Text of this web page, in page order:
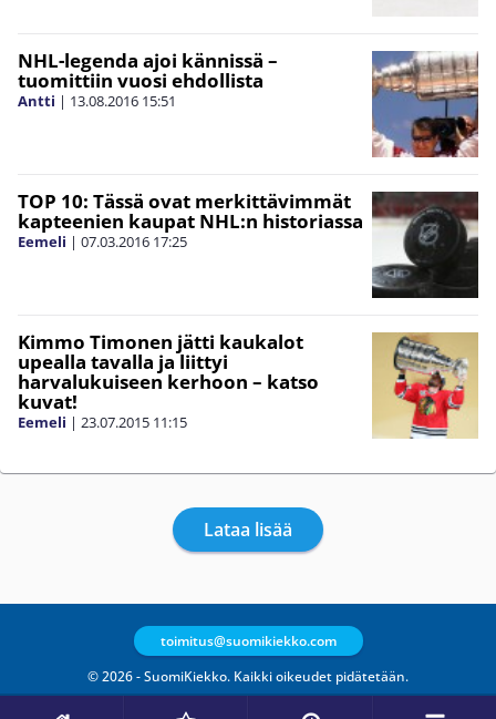
NHL-legenda ajoi kännissä –
tuomittiin vuosi ehdollista
Antti | 13.08.2016 15:51
TOP 10: Tässä ovat merkittävimmät
kapteenien kaupat NHL:n historiassa
Eemeli | 07.03.2016 17:25
Kimmo Timonen jätti kaukalot
upealla tavalla ja liittyi
harvalukuiseen kerhoon – katso
kuvat!
Eemeli | 23.07.2015 11:15
Lataa lisää
© 2026 - SuomiKiekko. Kaikki oikeudet pidätetään.
toimitus@suomikiekko.com